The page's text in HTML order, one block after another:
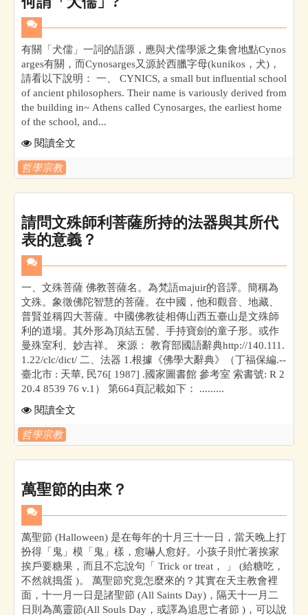
有關「犬儒」一詞的語源，應與犬儒學派之集會地點Cynos
arges有關，而Cynosarges又源於西臘字母(kunikos，犬)，
請看以下說明： 一、 CYNICS, a small but influential school
of ancient philosophers. Their name is variously derived from
the building in~ Athens called Cynosarges, the earliest home
of the school, and...
閱讀全文
哲學宗教
請問文殊師利菩薩所持的法器與其所代
表的意義？
一、文殊菩薩 佛教菩薩名。為梵語majuir的音譯。簡稱為
文殊。象徵佛陀智慧的菩薩。在中國，他和觀音、地藏、
普賢並稱四大菩薩。中國佛教徒相傳山西五臺山是文殊師
利的道場。其外形為頂結五髻、手持寶劍的童子形。或作
曼殊室利、妙吉祥。 來源： 教育部國語辭典http://140.111.
1.22/clc/dict/ 二、法器 1.根據《佛學大辭典》（丁福保編.--
臺北市 : 天華, 民76[ 1987] .國家圖書館 參考室 索書號: R 2
20.4 8539 76 v.1） 第664頁記載如下： .........
閱讀全文
哲學宗教
萬聖節的由來？
萬聖節 (Halloween) 是在每年的十月三十一日，當天晚上打
扮得「鬼」模「鬼」樣，愈嚇人愈好。小孩子則忙著挨家
挨戶要糖果，而且不忘說句「 Trick or treat， 」 (給糖吃，
不然就搗蛋 )。 萬聖節究竟怎麼來的？其實在天主教會裡
面，十一月一日是諸聖節 (All Saints Day)，隔天十一月二
日則為萬靈節(All Souls Day，或譯為追思亡者節 )，可以說